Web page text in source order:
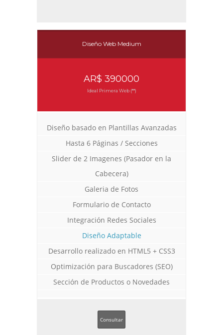
Diseño Web Medium
AR$ 390000
Ideal Primera Web (**)
Diseño basado en Plantillas Avanzadas
Hasta 6 Páginas / Secciones
Slider de 2 Imagenes (Pasador en la
Cabecera)
Galeria de Fotos
Formulario de Contacto
Integración Redes Sociales
Diseño Adaptable
Desarrollo realizado en HTML5 + CSS3
Optimización para Buscadores (SEO)
Sección de Productos o Novedades
Consultar